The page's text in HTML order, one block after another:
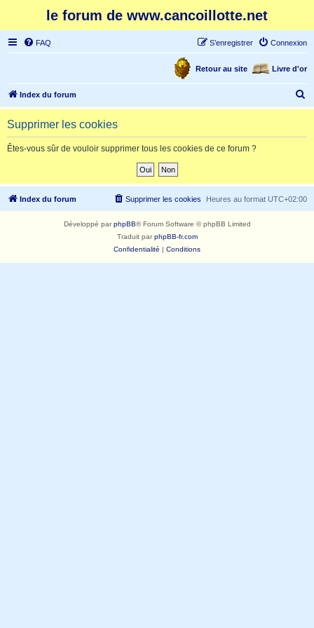
le forum de www.cancoillotte.net
FAQ Connexion
S’enregistrer
Livre d'or
Retour au site
Index du forum
e
h
Supprimer les cookies
Êtes-vous sûr de vouloir supprimer tous les cookies de ce forum ?
Index du forum Heures au format UTC+02:00
Supprimer les cookies
Développé parphpBB® Forum Software © phpBB Limited
Traduit parphpBB-fr.com
Confidentialité | Conditions